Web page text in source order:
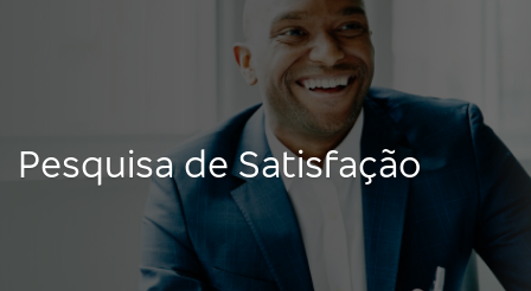
Pesquisa de Satisfação